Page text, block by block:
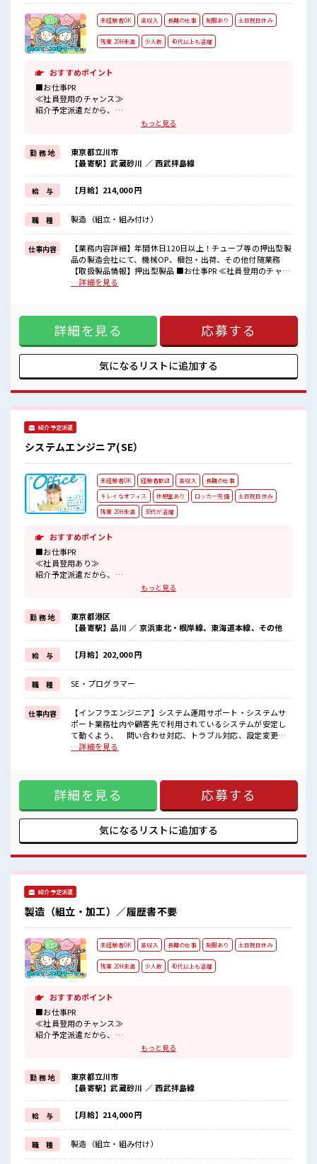
未経験者OK 高収入 長期の仕事 制服あり 土日祝日休み
残業 20H未満 少人数 40代以上も活躍
おすすめポイント
■お仕事PR
≪社員登用のチャンス≫
紹介予定派遣だから、
自分に職場が合うかお試しできるのがウレシイ☆
残業は月20時間未満で、
ほどよく稼げます♪
≪週休2日制≫
週末は家族や友人と一緒にプライベート満喫！
≪機能的な制服アリ≫
制服があるので、
毎日の服装の悩み解消♪
≪未経験の方も大カンゲイ≫
新しいことにチャレンジするのは不安だけど、
しっかり働く環境が整っています！
イチからスキルUP・ステップUP目指していきましょう！
■職場の雰囲気
お休みは土日祝日なので友人や家族との予定も合わせやすい♪
高収入もバッチリ目指せますよ！
もっと見る
勤 務 地
東京都立川市
【最寄駅】武蔵砂川 ／ 西武拝島線
給 与 【月給】214,000 円
職 種 製造（組立・組み付け）
仕事内容
【業務内容詳細】年間休日120日以上！チューブ等の押出型製
品の製造会社にて、機械OP、梱包・出荷、その他付随業務
【取扱製品情報】押出型製品 ■お仕事PR ≪社員登用のチャン
ス≫ 紹介予定派遣だから、 自分に職場が合うかお試しできる
家族や友人と一緒にプライベート満喫！ ≪機能的な制服アリ
≫ 制服があるので、 毎日の服装の悩み解消♪ ≪未経験の方も
大カンゲイ≫ 新しいことにチャレンジするのは不安だけど、
しっかり働く環境が整っています！ イチからスキルUP・ステ
ップUP目指していきましょう！ ■職場の雰囲気 『少人数』だ
からコミュニケーションも取りやすい？ 程よく残業あり！ お
高収入もバッチリ目指せますよ！
…詳細を見る
詳細を見る 応募する
気になるリストに追加する
紹介予定派遣
システムエンジニア(SE）
未経験者OK 経験者歓迎 高収入
長期の仕事
キレイなオフィス
休憩室あり ロッカー完備
土日祝日休み
残業 20H未満
30代が活躍
おすすめポイント
■お仕事PR
≪社員登用あり≫
紹介予定派遣だから、
自分に職場が合うかお試しできるのがウレシイPoint☆
残業は月20時間未満で、
ほどよく稼げます♪
≪完全週休二日制≫
週末は家族や友人と一緒にプライベート満喫！
≪未経験OKの仕事≫
新しいことにチャレンジするのは不安だけど、
しっかり働く環境が整っています！
イチからスキルUP・ステップUP目指していきましょう！
■職場の雰囲気
休憩室でホッと一息リフレッシュ！
ロッカーあり！
安心してお仕事に集中♪
「しっかり働いてしっかり休む！
」って大事ですよね！
もっと見る
勤 務 地
東京都港区
【最寄駅】品川 ／ 京浜東北・根岸線、東海道本線、その他
給 与 【月給】202,000 円
職 種 SE・プログラマー
仕事内容
【インフラエンジニア】システム運用サポート・システムサ
ポート業務社内や顧客先で利用されているシステムが安定し
て動くよう、 問い合わせ対応、トラブル対応、設定変更、
定期的な確認作業などを行います。セキュリティ強化に向け
す。 例として、医療システムや病院の情報システム(情シス)
など、 高い安全性が求められる環境での対応が含まれま
す。 ■お仕事PR ≪社員登用あり≫ 紹介予定派遣だから、 自
分に職場が合うかお試しできるのがウレシイPoint☆ ≪ちょっ
との残業で収入アップ≫ 残業は月20時間未満で、 ほどよく稼
げます♪ ≪完全週休二日制≫ 週末は家族や友人と一緒にプラ
ジするのは不安だけど、 しっかり働く環境が整っています！
イチからスキルUP・ステップUP目指していきましょう！ ■
り！ 安心してお仕事に集中♪ 程よく残業あり！ ウレシイ土日
祝休み！ 「しっかり働いてしっかり休む！ 」って大事ですよ
ね！
…詳細を見る
詳細を見る 応募する
気になるリストに追加する
紹介予定派遣
製造（組立・加工）／履歴書不要
未経験者OK 高収入 長期の仕事 制服あり 土日祝日休み
残業 20H未満 少人数 40代以上も活躍
おすすめポイント
■お仕事PR
≪社員登用のチャンス≫
紹介予定派遣だから、
自分に職場が合うかお試しできるのがウレシイ☆
残業は月20時間未満で、
ほどよく稼げます♪
≪週休2日制≫
週末は家族や友人と一緒にプライベート満喫！
≪機能的な制服アリ≫
制服があるので、
毎日の服装の悩み解消♪
≪未経験の方も大カンゲイ≫
新しいことにチャレンジするのは不安だけど、
もっと見る
勤 務 地
東京都立川市
【最寄駅】武蔵砂川 ／ 西武拝島線
給 与 【月給】214,000 円
職 種 製造（組立・組み付け）